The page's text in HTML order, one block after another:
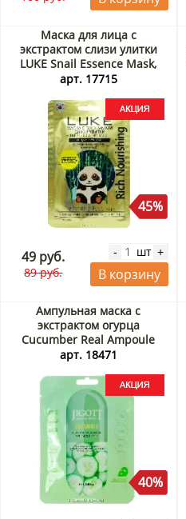
Маска для лица с
экстрактом слизи улитки
LUKE Snail Essence Mask,
Корея, 21 г Акция
арт. 17715
45%
49 руб.
89 руб.
- шт +
В корзину
Ампульная маска с
экстрактом огурца
Cucumber Real Ampoule
Mask Jigott, Корея, 27 мл
арт. 18471
40%